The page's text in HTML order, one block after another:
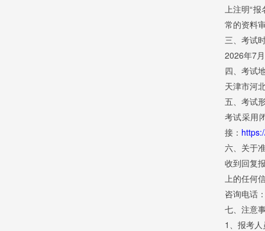
上注明“
常的资料
三、考试
2026年7
四、考试
天津市河
五、考试
考试采用
接：
六、关于
收到回复
上的任何
咨询电话
七、注意
1、报考